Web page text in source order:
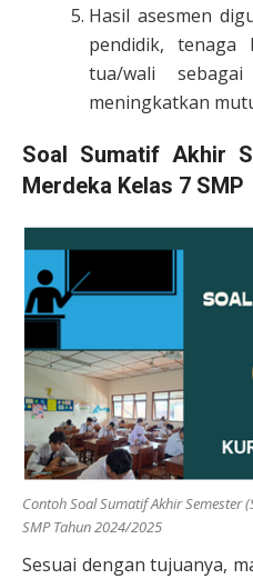
Hasil asesmen
pendidik, tenaga
tua/wali
meningkatkan
Soal Sumatif Akhir
Merdeka Kelas 7 SMP
Contoh Soal Sumatif Akhir Semester
SMP Tahun 2024/2025
Sesuai dengan tujuanya,